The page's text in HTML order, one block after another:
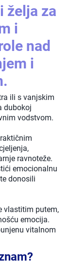
želja za
i
nad
i
ili s vanjskim
dubokoj
vodstvom.
ravnoteže.
emocionalnu
donosili
vlastitim putem,
emocija.
vitalnom